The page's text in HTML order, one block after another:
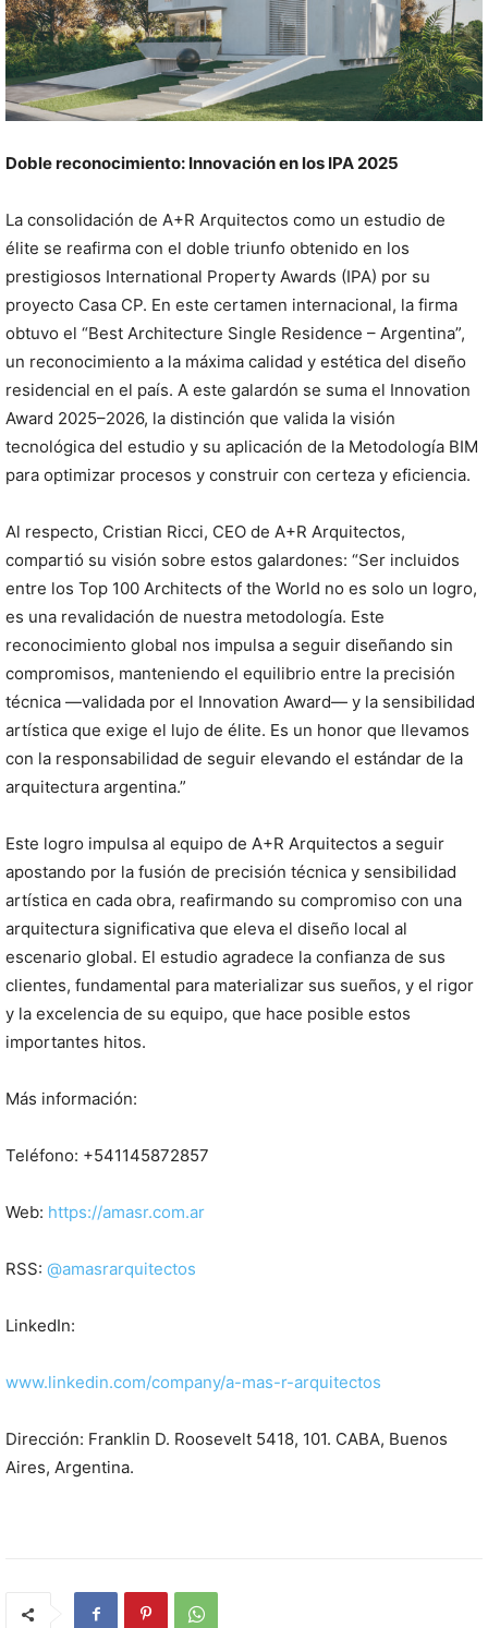
Doble reconocimiento: Innovación en los IPA 2025
La consolidación de A+R Arquitectos como un estudio de
élite se reafirma con el doble triunfo obtenido en los
prestigiosos International Property Awards (IPA) por su
proyecto Casa CP. En este certamen internacional, la firma
obtuvo el “Best Architecture Single Residence – Argentina”,
un reconocimiento a la máxima calidad y estética del diseño
residencial en el país. A este galardón se suma el Innovation
Award 2025–2026, la distinción que valida la visión
tecnológica del estudio y su aplicación de la Metodología BIM
para optimizar procesos y construir con certeza y eficiencia.
Al respecto, Cristian Ricci, CEO de A+R Arquitectos,
compartió su visión sobre estos galardones: “Ser incluidos
entre los Top 100 Architects of the World no es solo un logro,
es una revalidación de nuestra metodología. Este
reconocimiento global nos impulsa a seguir diseñando sin
compromisos, manteniendo el equilibrio entre la precisión
técnica —validada por el Innovation Award— y la sensibilidad
artística que exige el lujo de élite. Es un honor que llevamos
con la responsabilidad de seguir elevando el estándar de la
arquitectura argentina.”
Este logro impulsa al equipo de A+R Arquitectos a seguir
apostando por la fusión de precisión técnica y sensibilidad
artística en cada obra, reafirmando su compromiso con una
arquitectura significativa que eleva el diseño local al
escenario global. El estudio agradece la confianza de sus
clientes, fundamental para materializar sus sueños, y el rigor
y la excelencia de su equipo, que hace posible estos
importantes hitos.
Más información:
Teléfono: +541145872857
Web: https://amasr.com.ar
RSS: @amasrarquitectos
LinkedIn:
www.linkedin.com/company/a-mas-r-arquitectos
Dirección: Franklin D. Roosevelt 5418, 101. CABA, Buenos
Aires, Argentina.